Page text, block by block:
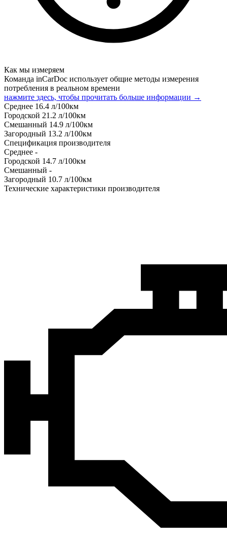
Как мы измеряем
Команда inCarDoc использует общие методы измерения
потребления в реальном времени
нажмите здесь, чтобы прочитать больше информации →
Среднее 16.4 л/100км
Городской 21.2 л/100км
Смешанный 14.9 л/100км
Загородный 13.2 л/100км
Спецификация производителя
Среднее -
Городской 14.7 л/100км
Смешанный -
Загородный 10.7 л/100км
Технические характеристики производителя